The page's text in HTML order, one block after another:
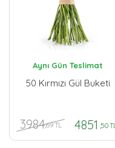
Aynı Gün Teslimat
50 Kırmızı Gül Buketi
3984,69 TL 4851 ,50 TL